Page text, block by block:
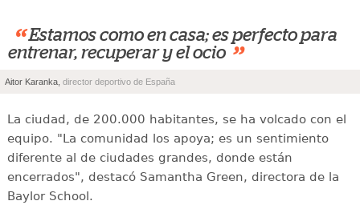
“ Estamos como en casa; es perfecto para
entrenar, recuperar y el ocio ”
Aitor Karanka, director deportivo de España
La ciudad, de 200.000 habitantes, se ha volcado con el
equipo. "La comunidad los apoya; es un sentimiento
diferente al de ciudades grandes, donde están
encerrados", destacó Samantha Green, directora de la
Baylor School.